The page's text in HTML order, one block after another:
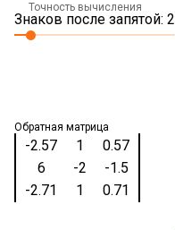
Точность вычисления
Знаков после запятой: 2
Обратная матрица
-2.57 1
0.57
6
-2
-1.5
-2.71
1 0.71